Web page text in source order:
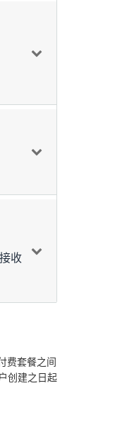
件（每
收
费套餐之间
创建之日起